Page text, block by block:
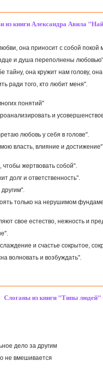
из книги Александра Авила
она приносит с собой покой
и душа переполнены
тайну, она кружит нам голову,
ради того, кто любит меня".
понятий"
и
любовь у себя в голове".
власть, влияние и
жертвовать собой".
долг и ответственность".
только на нерушимом
свое естество, нежность и
и счастье сокрытое,
волновать и возбуждать".
Слоганы из книги "Типы
дело за другим
не вмешивается